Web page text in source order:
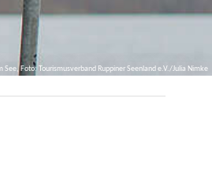
See, Foto: Tourismusverband Ruppiner Seenland e.V./Julia Nimke